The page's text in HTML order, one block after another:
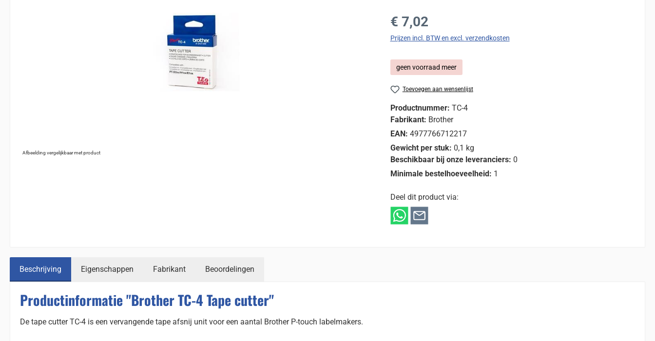
Afbeelding vergelijkbaar met product
Normale prijs:
€ 7,02
Prijzen incl. BTW en excl. verzendkosten
geen voorraad meer
Toevoegen aan wensenlijst
Productnummer: TC-4
Fabrikant: Brother
EAN: 4977766712217
Gewicht per stuk: 0,1 kg
Beschikbaar bij onze leveranciers: 0
Minimale bestelhoeveelheid: 1
Deel dit product via:
Beschrijving Eigenschappen Fabrikant Beoordelingen
Productinformatie "Brother TC-4 Tape cutter"
De tape cutter TC-4 is een vervangende tape afsnij unit voor een aantal Brother P-touch labelmakers.